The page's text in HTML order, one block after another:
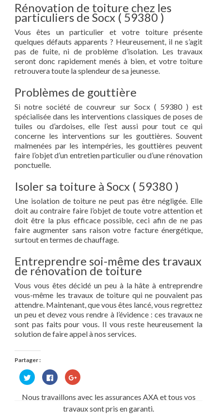
Rénovation de toiture chez les
particuliers de Socx ( 59380 )
Vous êtes un particulier et votre toiture présente
quelques défauts apparents ? Heureusement, il ne s’agit
pas de fuite, ni de problème d’isolation. Les travaux
seront donc rapidement menés à bien, et votre toiture
retrouvera toute la splendeur de sa jeunesse.
Problèmes de gouttière
Si notre société de couvreur sur Socx ( 59380 ) est
spécialisée dans les interventions classiques de poses de
tuiles ou d’ardoises, elle l’est aussi pour tout ce qui
concerne les interventions sur les gouttières. Souvent
malmenées par les intempéries, les gouttières peuvent
faire l’objet d’un entretien particulier ou d’une rénovation
ponctuelle.
Isoler sa toiture à Socx ( 59380 )
Une isolation de toiture ne peut pas être négligée. Elle
doit au contraire faire l’objet de toute votre attention et
doit être la plus efficace possible, ceci afin de ne pas
faire augmenter sans raison votre facture énergétique,
surtout en termes de chauffage.
Entreprendre soi-même des travaux
de rénovation de toiture
Vous vous êtes décidé un peu à la hâte à entreprendre
vous-même les travaux de toiture qui ne pouvaient pas
attendre. Maintenant, que vous êtes lancé, vous regrettez
un peu et devez vous rendre à l’évidence : ces travaux ne
sont pas faits pour vous. Il vous reste heureusement la
solution de faire appel à nos services.
Partager :
Cliquez
pour
partager
Twitter(ouvre
Cliquez
pour
partager
sur
Facebook(ouvre
dans
une
Cliquez
pour
Google+
dans
Nous travaillons avec les assurances AXA et tous vos
travaux sont pris en garanti.